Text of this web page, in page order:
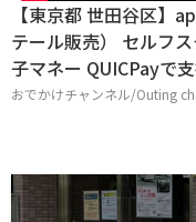
【東京都 世田谷区】
テール販売） セルフ
子マネー QUICPayで
おでかけチャンネル/Outing